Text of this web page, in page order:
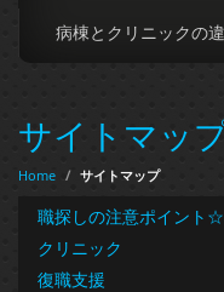
病棟とクリニックの
サイトマッ
Home / サイトマップ
職探しの注意ポイント
クリニック
復職支援